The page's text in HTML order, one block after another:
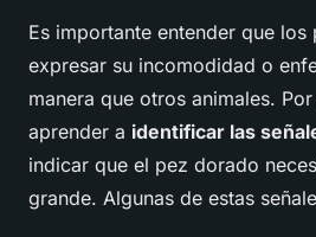
Es importante entender que los
expresar su incomodidad o
manera que otros animales.
aprender a identificar las
indicar que el pez dorado
grande. Algunas de estas